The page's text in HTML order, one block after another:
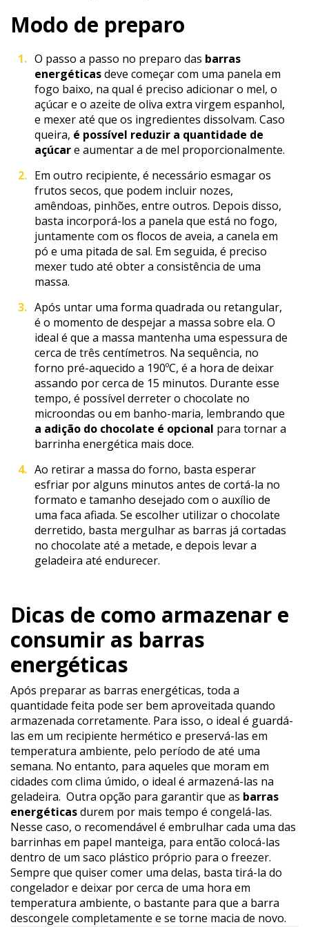
Modo de preparo
O passo a passo no preparo das barras
energéticasdeve começar com uma panela em
fogo baixo, na qual é preciso adicionar o mel, o
açúcar e o azeite de oliva extra virgem espanhol,
e mexer até que os ingredientes dissolvam. Caso
queira, é possível reduzir a quantidade de
açúcare aumentar a de mel proporcionalmente.
Em outro recipiente, é necessário esmagar os
frutos secos, que podem incluir nozes,
amêndoas, pinhões, entre outros. Depois disso,
basta incorporá-los a panela que está no fogo,
juntamente com os flocos de aveia, a canela em
pó e uma pitada de sal. Em seguida, é preciso
mexer tudo até obter a consistência de uma
massa.
Após untar uma forma quadrada ou retangular,
é o momento de despejar a massa sobre ela. O
ideal é que a massa mantenha uma espessura de
cerca de três centímetros. Na sequência, no
forno pré-aquecido a 190ºC, é a hora de deixar
assando por cerca de 15 minutos. Durante esse
tempo, é possível derreter o chocolate no
microondas ou em banho-maria, lembrando que
a adição do chocolate é opcional para tornar a
barrinha energética mais doce.
Ao retirar a massa do forno, basta esperar
esfriar por alguns minutos antes de cortá-la no
formato e tamanho desejado com o auxílio de
uma faca afiada. Se escolher utilizar o chocolate
derretido, basta mergulhar as barras já cortadas
no chocolate até a metade, e depois levar a
geladeira até endurecer.
Dicas de como armazenar e
consumir as barras
energéticas
Após preparar as barras energéticas, toda a
quantidade feita pode ser bem aproveitada quando
armazenada corretamente. Para isso, o ideal é guardá-
las em um recipiente hermético e preservá-las em
temperatura ambiente, pelo período de até uma
semana. No entanto, para aqueles que moram em
cidades com clima úmido, o ideal é armazená-las na
geladeira. Outra opção para garantir que as barras
energéticasdurem por mais tempo é congelá-las.
Nesse caso, o recomendável é embrulhar cada uma das
barrinhas em papel manteiga, para então colocá-las
dentro de um saco plástico próprio para o freezer.
Sempre que quiser comer uma delas, basta tirá-la do
congelador e deixar por cerca de uma hora em
temperatura ambiente, o bastante para que a barra
descongele completamente e se torne macia de novo.